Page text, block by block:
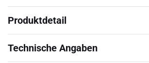
Produktdetail
Technische Angaben